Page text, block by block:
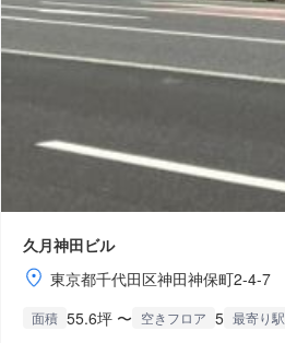
久月神田ビル
東京都千代田区神田神保町2-4-7
面積 55.6坪 〜 空きフロア 5 最寄り駅